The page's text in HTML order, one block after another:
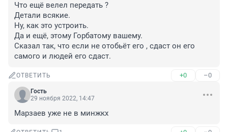
Что ещё велел передать ?
Детали всякие.
Ну, как это устроить.
Да и ещё, этому Горбатому вашему.
Сказал так, что если не отобьёт его , сдаст он его
самого и людей его сдаст.
ОТВЕТИТЬ +0 –0
Гость
29 ноября 2022, 14:47
Марзаев уже не в минжкх